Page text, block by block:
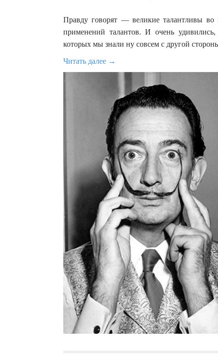
Правду говорят — великие талантливы
применений талантов. И очень
которых мы знали ну совсем с другой
Читать далее →